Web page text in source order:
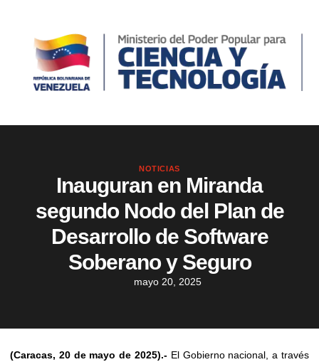
NOTICIAS
Inauguran en Miranda
segundo Nodo del Plan de
Desarrollo de Software
Soberano y Seguro
mayo 20, 2025
(Caracas, 20 de mayo de 2025).- El Gobierno nacional, a través